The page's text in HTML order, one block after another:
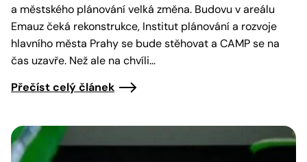
a městského plánování velká změna. Budovu v areálu
Emauz čeká rekonstrukce, Institut plánování a rozvoje
hlavního města Prahy se bude stěhovat a CAMP se na
čas uzavře. Než ale na chvíli…
Přečíst celý článek